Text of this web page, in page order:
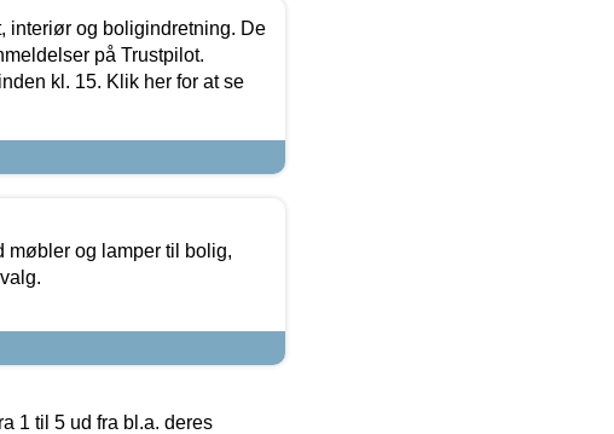
interiør og boligindretning. De
på Trustpilot.
kl. 15. Klik her for at se
møbler og lamper til bolig,
1 til 5 ud fra bl.a. deres